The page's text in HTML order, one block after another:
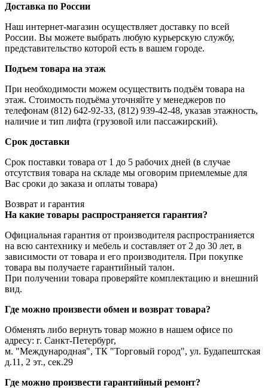
Доставка по России
Наш интернет-магазин осуществляет доставку по всей
России. Вы можете выбрать любую курьерскую службу,
представительство которой есть в вашем городе.
Подъем товара на этаж
При необходимости можем осуществить подъём товара на
этаж. Стоимость подъёма уточняйте у менеджеров по
телефонам (812) 642-92-33, (812) 939-42-48, указав этажность,
наличие и тип лифта (грузовой или пассажирский).
Срок доставки
Срок поставки товара от 1 до 5 рабочих дней (в случае
отсутствия товара на складе мы оговорим приемлемые для
Вас сроки до заказа и оплаты товара)
Возврат и гарантия
На какие товары распространяется гарантия?
Официальная гарантия от производителя распространияется
на всю сантехнику и мебель и составляет от 2 до 30 лет, в
зависимости от товара и его производителя. При покупке
товара вы получаете гарантийный талон.
При получении товара проверяйте комплектацию и внешний
вид.
Где можно произвести обмен и возврат товара?
Обменять либо вернуть товар можно в нашем офисе по
адресу: г. Санкт-Петербург,
м. "Международная", ТК "Торговый город", ул. Будапештская
д.11, 2 эт., сек.29
Где можно произвести гарантийный ремонт?